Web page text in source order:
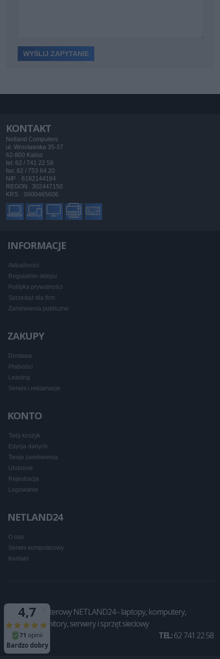
KONTAKT
Netland Computers
ul. Wrocławska 35-37
62-800 Kalisz
tel: 62 / 741 22 58
fax: 62 / 753 64 20
NIP 6182144184
REGON 302447150
KRS 0000465606
INFORMACJE
Aktualności
Regulamin sklepu
Polityka prywatności
Sprzedaż dla firm
Zamówienia publiczne
ZAKUPY
Dostawa
Płatności
Leasing
Serwis i reklamacje
KONTO
Twój koszyk
Edycja danych
Twoje zamówienia
Ulubione
Rejestracja
Logowanie
NETLAND24
O nas
Serwis komputerowy
Kontakt
Sklep komputerowy NETLAND24 - laptopy, komputery,
drukarki, monitory, serwery i sprzęt sieciowy
TEL:62 741 22 58